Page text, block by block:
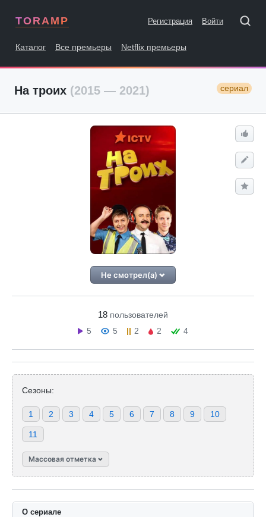
TORAMP Регистрация Войти
Каталог Все премьеры Netflix премьеры
На троих (2015 — 2021) сериал
Не смотрел(а)
18 пользователей
5
5 2 2 4
Сезоны:
1 2 3 4 5 6 7 8 9 10
11
Массовая отметка
О сериале